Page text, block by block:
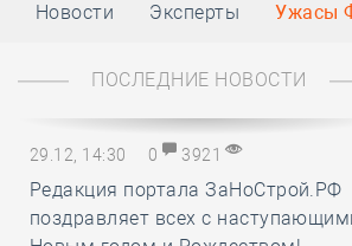
Новости Эксперты Ужасы
ПОСЛЕДНИЕ НОВОСТИ
29.12, 14:30 0 3921
Редакция портала ЗаНоСтрой.РФ
поздравляет всех с